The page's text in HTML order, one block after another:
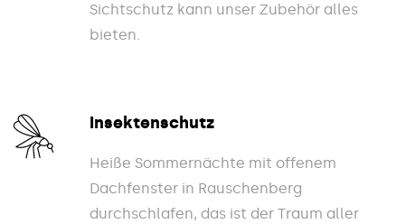
Sichtschutz kann unser Zubehör alles
bieten.
Insektenschutz
Heiße Sommernächte mit offenem
Dachfenster in Rauschenberg
durchschlafen, das ist der Traum aller